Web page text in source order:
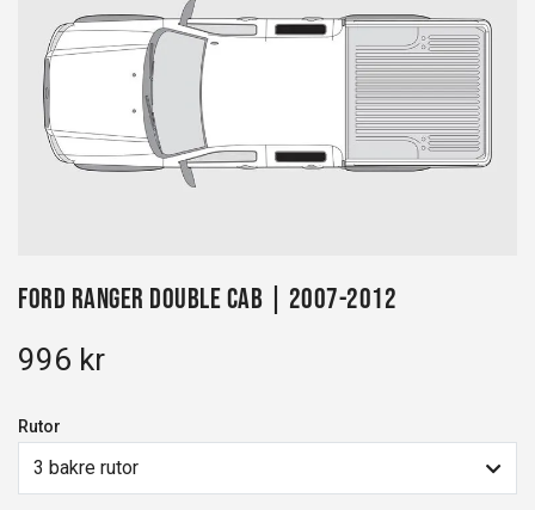
Ford Ranger Double Cab | 2007-2012
996 kr
Rutor
3 bakre rutor